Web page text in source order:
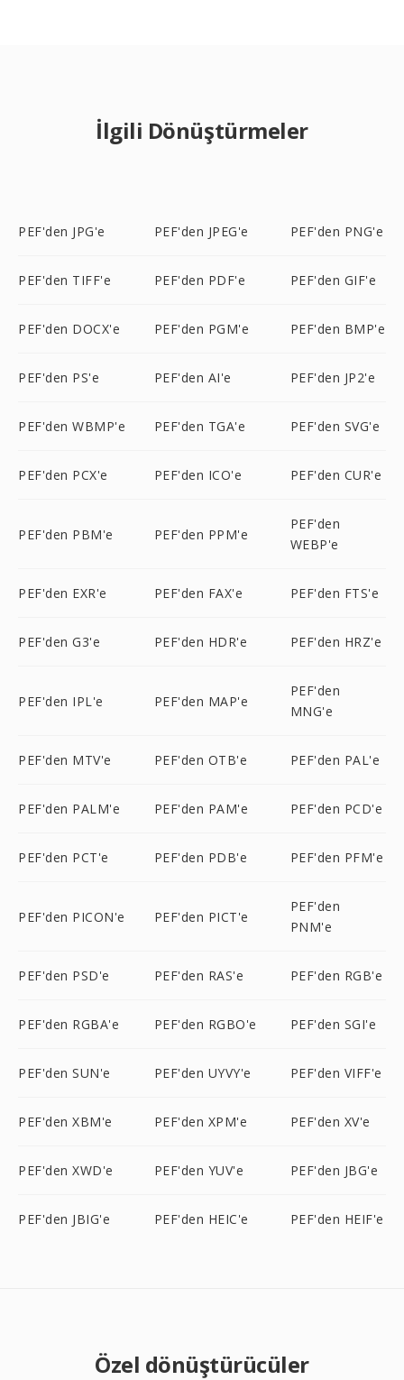
İlgili Dönüştürmeler
PEF'den JPG'e PEF'den JPEG'e PEF'den PNG'e
PEF'den TIFF'e PEF'den PDF'e PEF'den GIF'e
PEF'den DOCX'e PEF'den PGM'e PEF'den BMP'e
PEF'den PS'e PEF'den AI'e PEF'den JP2'e
PEF'den WBMP'e PEF'den TGA'e PEF'den SVG'e
PEF'den PCX'e PEF'den ICO'e PEF'den CUR'e
PEF'den PBM'e PEF'den PPM'e
PEF'den
WEBP'e
PEF'den EXR'e PEF'den FAX'e PEF'den FTS'e
PEF'den G3'e PEF'den HDR'e PEF'den HRZ'e
PEF'den IPL'e PEF'den MAP'e
PEF'den
MNG'e
PEF'den MTV'e PEF'den OTB'e PEF'den PAL'e
PEF'den PALM'e PEF'den PAM'e PEF'den PCD'e
PEF'den PCT'e PEF'den PDB'e PEF'den PFM'e
PEF'den PICON'e PEF'den PICT'e
PEF'den
PNM'e
PEF'den PSD'e PEF'den RAS'e PEF'den RGB'e
PEF'den RGBA'e PEF'den RGBO'e PEF'den SGI'e
PEF'den SUN'e PEF'den UYVY'e PEF'den VIFF'e
PEF'den XBM'e PEF'den XPM'e PEF'den XV'e
PEF'den XWD'e PEF'den YUV'e PEF'den JBG'e
PEF'den JBIG'e PEF'den HEIC'e PEF'den HEIF'e
Özel dönüştürücüler